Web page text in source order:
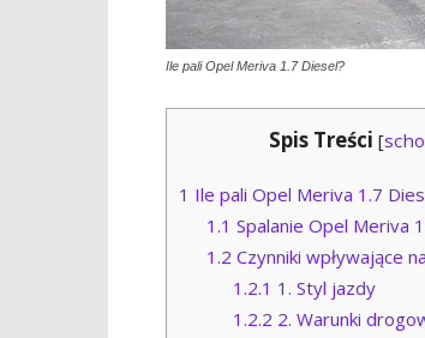
Ile pali Opel Meriva 1.7 Diesel?
Spis Treści [
1 Ile pali Opel Meriva 1.7
1.1 Spalanie Opel Meriva
1.2 Czynniki wpływające
1.2.1 1. Styl jazdy
1.2.2 2. Warunki